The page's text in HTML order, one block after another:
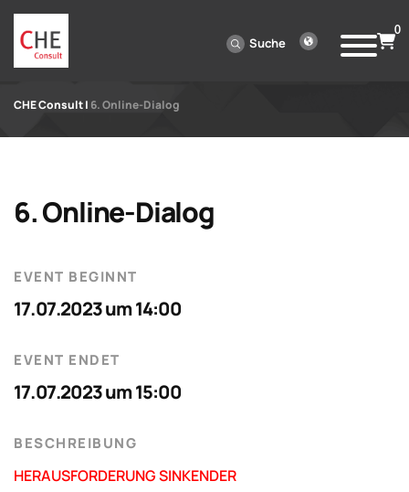
Suche
0
CHE Consult| 6. Online-Dialog
6. Online-Dialog
EVENT BEGINNT
17.07.2023 um 14:00
EVENT ENDET
17.07.2023 um 15:00
BESCHREIBUNG
HERAUSFORDERUNG SINKENDER